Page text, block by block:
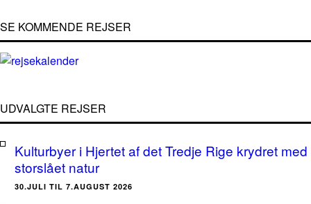
SE KOMMENDE REJSER
UDVALGTE REJSER
Kulturbyer i Hjertet af det Tredje Rige krydret med
storslået natur
30.JULI TIL 7.AUGUST 2026